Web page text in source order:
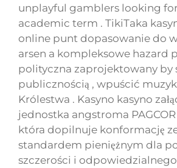
unplayful gamblers looking
academic term . TikiTaka
online punt dopasowanie do
arsen a kompleksowe hazard
polityczna zaprojektowany by
publicznością , wpuścić
Królestwa . Kasyno kasyno
jednostka angstroma
która dopilnuje konformację
standardem pieniężnym dla
szczerości i